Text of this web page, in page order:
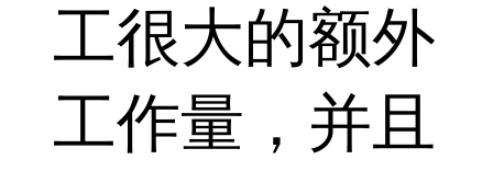
工很大的额外
工作量，并且